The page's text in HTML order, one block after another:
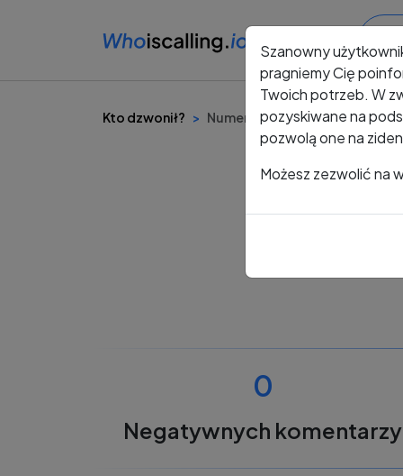
Kto dzwonił? Numer +48 227 380 173
0
Negatywnych komentarzy
Szanowny
pragniemy Cię
Twoich potrzeb. W
pozyskiwane na
pozwolą one na
Możesz zezwolić na